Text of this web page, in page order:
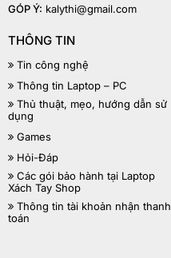
GÓP Ý: kalythi@gmail.com
THÔNG TIN
Tin công nghệ
Thông tin Laptop – PC
Thủ thuật, mẹo, hướng dẫn sử
dụng
Games
Hỏi-Đáp
Các gói bảo hành tại Laptop
Xách Tay Shop
Thông tin tài khoản nhận thanh
toán